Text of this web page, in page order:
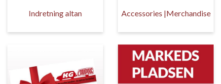
Indretning altan Accessories |Merchandise